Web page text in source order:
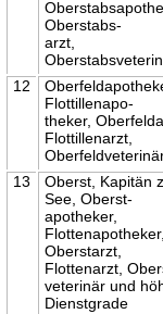
Oberstabs-
arzt,
12
Flottillenapo-
theker,
Flottillenarzt,
13
Oberst, Kapitän
See, Oberst-
apotheker,
Flottenapotheker,
Oberstarzt,
Flottenarzt,
veterinär und
Dienstgrade